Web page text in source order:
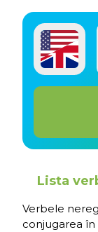
Lista
Verbele
conjugarea în